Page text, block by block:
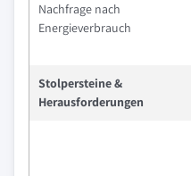
Nachfrage nach
Energieverbrauch
Stolpersteine &
Herausforderungen